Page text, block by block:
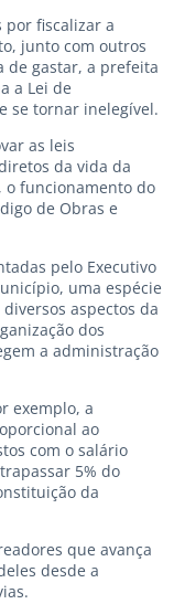
por fiscalizar a
junto com outros
de gastar, a prefeita
a Lei de
se tornar inelegível.
as leis
da vida da
o funcionamento do
de Obras e
pelo Executivo
uma espécie
aspectos da
dos
a administração
exemplo, a
ao
com o salário
5% do
da
que avança
desde a